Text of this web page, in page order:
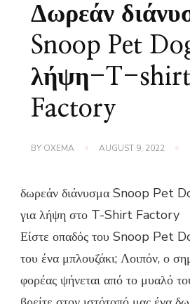
Δωρεάν
Snoop Pet
λήψη-T-shirt
Factory
BY OXEMA AUGUST 9, 2022
δωρεάν διάνυσμα Snoop Pet
για λήψη στο T-Shirt Factory
Είστε οπαδός του Snoop Pet
του ένα μπλουζάκι; Λοιπόν, ο
φορέας ψήνεται από το μυαλό